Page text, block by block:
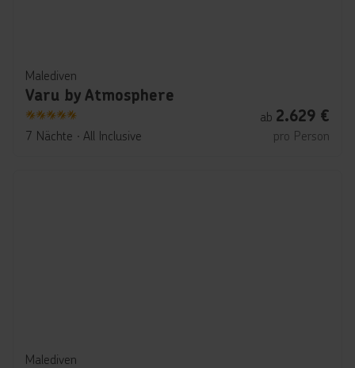
Malediven
Varu by Atmosphere
5
7 Nächte ∙ All Inclusive
ab 2.629 €
pro Person
Malediven